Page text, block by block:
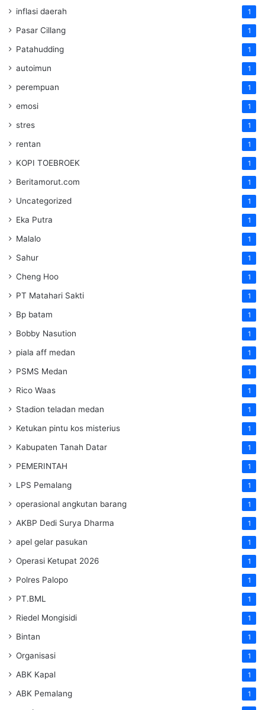
inflasi daerah 1
Pasar Cillang 1
Patahudding 1
autoimun 1
perempuan 1
emosi 1
stres 1
rentan 1
KOPI TOEBROEK 1
Beritamorut.com 1
Uncategorized 1
Eka Putra 1
Malalo 1
Sahur 1
Cheng Hoo 1
PT Matahari Sakti 1
Bp batam 1
Bobby Nasution 1
piala aff medan 1
PSMS Medan 1
Rico Waas 1
Stadion teladan medan 1
Ketukan pintu kos misterius 1
Kabupaten Tanah Datar 1
PEMERINTAH 1
LPS Pemalang 1
operasional angkutan barang 1
AKBP Dedi Surya Dharma 1
apel gelar pasukan 1
Operasi Ketupat 2026 1
Polres Palopo 1
PT.BML 1
Riedel Mongisidi 1
Bintan 1
Organisasi 1
ABK Kapal 1
ABK Pemalang 1